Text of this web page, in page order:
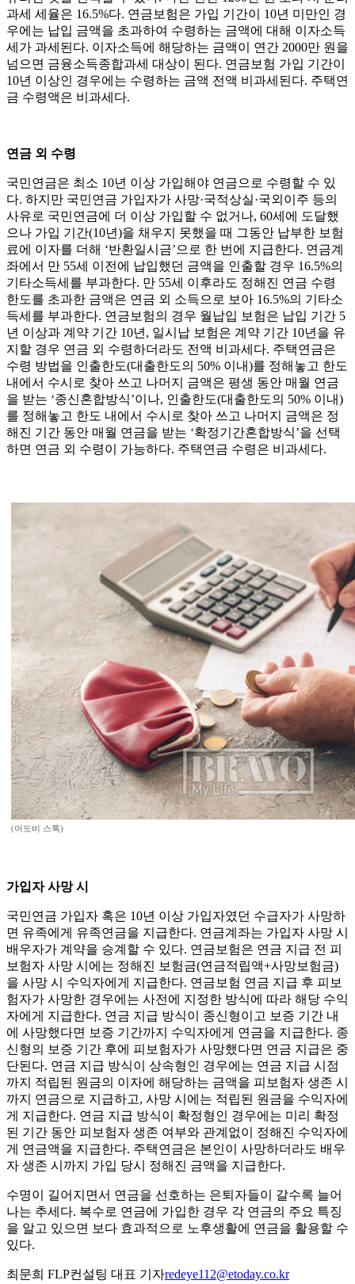
과세 세율은 16.5%다. 연금보험은 가입 기간이 10년 미만인 경
우에는 납입 금액을 초과하여 수령하는 금액에 대해 이자소득
세가 과세된다. 이자소득에 해당하는 금액이 연간 2000만 원을
넘으면 금융소득종합과세 대상이 된다. 연금보험 가입 기간이
10년 이상인 경우에는 수령하는 금액 전액 비과세된다. 주택연
금 수령액은 비과세다.
연금 외 수령
국민연금은 최소 10년 이상 가입해야 연금으로 수령할 수 있
다. 하지만 국민연금 가입자가 사망·국적상실·국외이주 등의
사유로 국민연금에 더 이상 가입할 수 없거나, 60세에 도달했
으나 가입 기간(10년)을 채우지 못했을 때 그동안 납부한 보험
료에 이자를 더해 ‘반환일시금’으로 한 번에 지급한다. 연금계
좌에서 만 55세 이전에 납입했던 금액을 인출할 경우 16.5%의
기타소득세를 부과한다. 만 55세 이후라도 정해진 연금 수령
한도를 초과한 금액은 연금 외 소득으로 보아 16.5%의 기타소
득세를 부과한다. 연금보험의 경우 월납입 보험은 납입 기간 5
년 이상과 계약 기간 10년, 일시납 보험은 계약 기간 10년을 유
지할 경우 연금 외 수령하더라도 전액 비과세다. 주택연금은
수령 방법을 인출한도(대출한도의 50% 이내)를 정해놓고 한도
내에서 수시로 찾아 쓰고 나머지 금액은 평생 동안 매월 연금
을 받는 ‘종신혼합방식’이나, 인출한도(대출한도의 50% 이내)
를 정해놓고 한도 내에서 수시로 찾아 쓰고 나머지 금액은 정
해진 기간 동안 매월 연금을 받는 ‘확정기간혼합방식’을 선택
하면 연금 외 수령이 가능하다. 주택연금 수령은 비과세다.
(어도비 스톡)
가입자 사망 시
국민연금 가입자 혹은 10년 이상 가입자였던 수급자가 사망하
면 유족에게 유족연금을 지급한다. 연금계좌는 가입자 사망 시
배우자가 계약을 승계할 수 있다. 연금보험은 연금 지급 전 피
보험자 사망 시에는 정해진 보험금(연금적립액+사망보험금)
을 사망 시 수익자에게 지급한다. 연금보험 연금 지급 후 피보
험자가 사망한 경우에는 사전에 지정한 방식에 따라 해당 수익
자에게 지급한다. 연금 지급 방식이 종신형이고 보증 기간 내
에 사망했다면 보증 기간까지 수익자에게 연금을 지급한다. 종
신형의 보증 기간 후에 피보험자가 사망했다면 연금 지급은 중
단된다. 연금 지급 방식이 상속형인 경우에는 연금 지급 시점
까지 적립된 원금의 이자에 해당하는 금액을 피보험자 생존 시
까지 연금으로 지급하고, 사망 시에는 적립된 원금을 수익자에
게 지급한다. 연금 지급 방식이 확정형인 경우에는 미리 확정
된 기간 동안 피보험자 생존 여부와 관계없이 정해진 수익자에
게 연금액을 지급한다. 주택연금은 본인이 사망하더라도 배우
자 생존 시까지 가입 당시 정해진 금액을 지급한다.
수명이 길어지면서 연금을 선호하는 은퇴자들이 갈수록 늘어
나는 추세다. 복수로 연금에 가입한 경우 각 연금의 주요 특징
을 알고 있으면 보다 효과적으로 노후생활에 연금을 활용할 수
있다.
최문희 FLP컨설팅 대표 기자redeye112@etoday.co.kr